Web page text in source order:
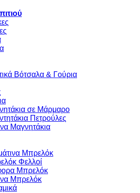
Βότσαλα & Γούρια
σε Μάρμαρο
Πετρούλες
Μαγνητάκια
Μπρελόκ
Φελλοί
Μπρελόκ
Μπρελόκ